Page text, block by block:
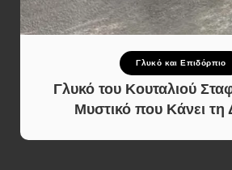
Γλυκό και Επιδόρπιο
Γλυκό του Κουταλιού
Μυστικό που Κάνει τη